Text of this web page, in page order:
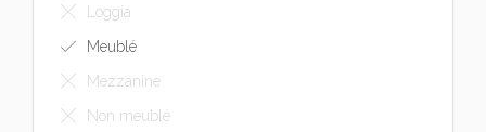
Loggia
Meublé
Mezzanine
Non meublé